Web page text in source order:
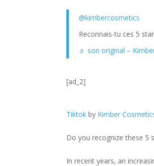
@kimbercosmetics
Reconnais-tu ces 5
♬ son original –
[ad_2]
Tiktokby Kimber
Do you recognize these 5
In recent years, an